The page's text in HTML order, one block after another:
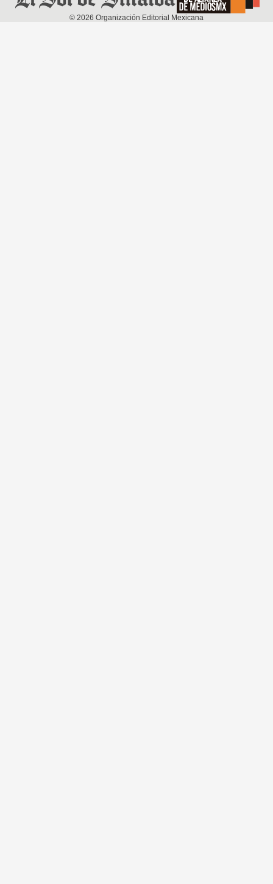
© 2026 Organización Editorial Mexicana